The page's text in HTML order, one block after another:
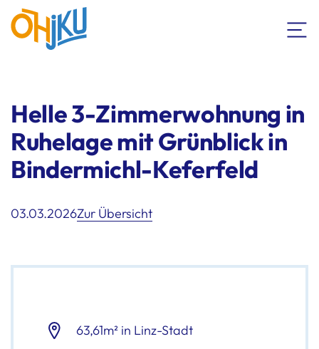
Helle 3-Zimmerwohnung in
Ruhelage mit Grünblick in
Bindermichl-Keferfeld
03.03.2026Zur Übersicht
63,61m² in Linz-Stadt